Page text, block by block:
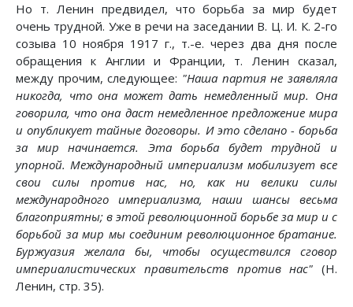
Но т. Ленин предвидел, что борьба за мир будет
очень трудной. Уже в речи на заседании В. Ц. И. К. 2-го
созыва 10 ноября 1917 г., т.-е. через два дня после
обращения к Англии и Франции, т. Ленин сказал,
между прочим, следующее: "Наша партия не заявляла
никогда, что она может дать немедленный мир. Она
говорила, что она даст немедленное предложение мира
и опубликует тайные договоры. И это сделано - борьба
за мир начинается. Эта борьба будет трудной и
упорной. Международный империализм мобилизует все
свои силы против нас, но, как ни велики силы
международного империализма, наши шансы весьма
благоприятны; в этой революционной борьбе за мир и с
борьбой за мир мы соединим революционное братание.
Буржуазия желала бы, чтобы осуществился сговор
империалистических правительств против нас" (Н.
Ленин, стр. 35).